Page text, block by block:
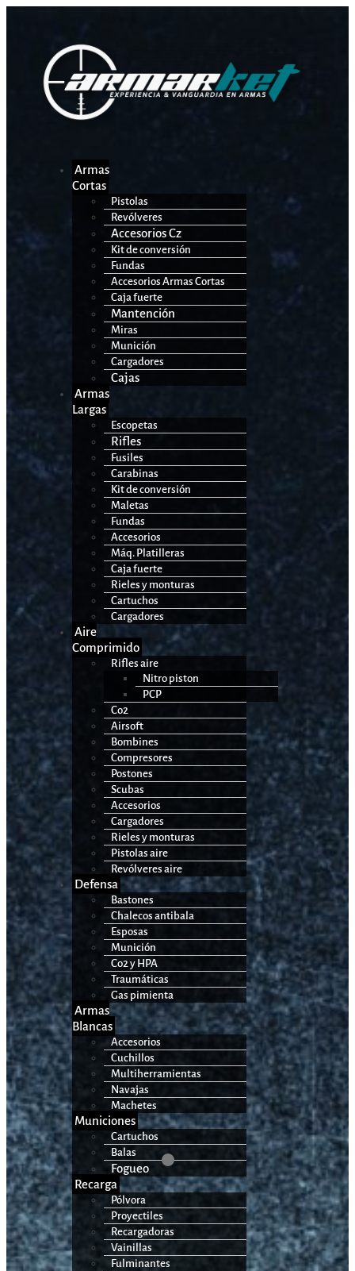
Armas
Cortas
Pistolas
Revólveres
Accesorios Cz
Kit de conversión
Fundas
Accesorios Armas Cortas
Caja fuerte
Mantención
Miras
Munición
Cargadores
Cajas
Armas
Largas
Escopetas
Rifles
Fusiles
Carabinas
Kit de conversión
Maletas
Fundas
Accesorios
Máq. Platilleras
Caja fuerte
Rieles y monturas
Cartuchos
Cargadores
Aire
Comprimido
Rifles aire
Nitro piston
PCP
Co2
Airsoft
Bombines
Compresores
Postones
Scubas
Accesorios
Cargadores
Rieles y monturas
Pistolas aire
Revólveres aire
Defensa
Bastones
Chalecos antibala
Esposas
Munición
Co2 y HPA
Traumáticas
Gas pimienta
Armas
Blancas
Accesorios
Cuchillos
Multiherramientas
Navajas
Machetes
Municiones
Cartuchos
Balas
Fogueo
Recarga
Pólvora
Proyectiles
Recargadoras
Vainillas
Fulminantes